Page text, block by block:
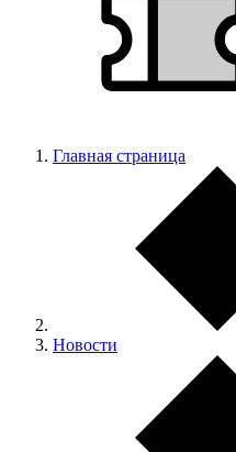
Главная страница
Новости